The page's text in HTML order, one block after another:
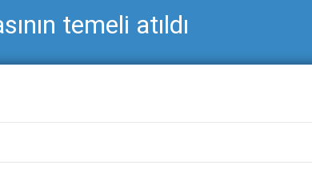
temeli atıldı